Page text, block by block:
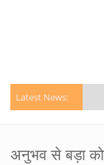
Latest News:
अनुभव से बड़ा